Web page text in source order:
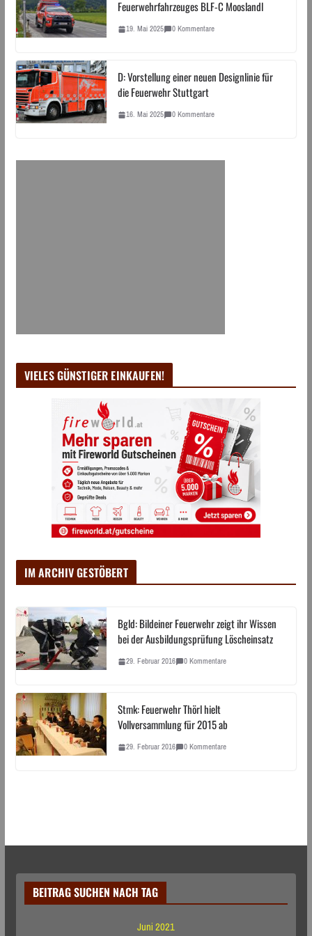
Feuerwehrfahrzeuges BLF-C Mooslandl
19. Mai 2025 0 Kommentare
D: Vorstellung einer neuen Designlinie für
die Feuerwehr Stuttgart
16. Mai 2025 0 Kommentare
VIELES GÜNSTIGER EINKAUFEN!
IM ARCHIV GESTÖBERT
Bgld: Bildeiner Feuerwehr zeigt ihr Wissen
bei der Ausbildungsprüfung Löscheinsatz
29. Februar 2016 0 Kommentare
Stmk: Feuerwehr Thörl hielt
Vollversammlung für 2015 ab
29. Februar 2016 0 Kommentare
BEITRAG SUCHEN NACH TAG
Juni 2021